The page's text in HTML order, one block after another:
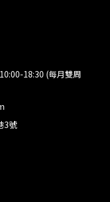
18:30 (每月雙周
3號